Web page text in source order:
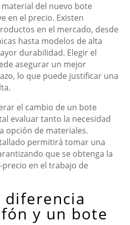
del nuevo bote
en el precio. Existen
en el mercado, desde
hasta modelos de alta
durabilidad. Elegir el
asegurar un mejor
lo que puede justificar una
el cambio de un bote
evaluar tanto la necesidad
opción de materiales.
permitirá tomar una
que se obtenga la
en el trabajo de
diferencia
y un bote